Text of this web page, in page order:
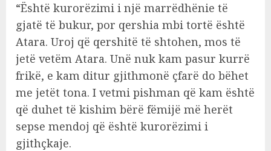
“Është kurorëzimi i një marrëdhënie të
gjatë të bukur, por qershia mbi tortë është
Atara. Uroj që qershitë të shtohen, mos të
jetë vetëm Atara. Unë nuk kam pasur kurrë
frikë, e kam ditur gjithmonë çfarë do bëhet
me jetët tona. I vetmi pishman që kam është
që duhet të kishim bërë fëmijë më herët
sepse mendoj që është kurorëzimi i
gjithçkaje.